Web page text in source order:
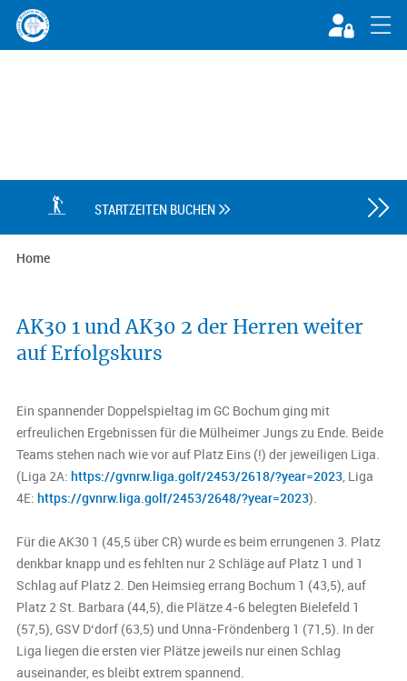
STARTZEITEN BUCHEN  
Home
AK30 1 und AK30 2 der Herren weiter
auf Erfolgskurs
Ein spannender Doppelspieltag im GC Bochum ging mit
erfreulichen Ergebnissen für die Mülheimer Jungs zu Ende. Beide
Teams stehen nach wie vor auf Platz Eins (!) der jeweiligen Liga.
(Liga 2A: https://gvnrw.liga.golf/2453/2618/?year=2023, Liga
4E: https://gvnrw.liga.golf/2453/2648/?year=2023).
Für die AK30 1 (45,5 über CR) wurde es beim errungenen 3. Platz
denkbar knapp und es fehlten nur 2 Schläge auf Platz 1 und 1
Schlag auf Platz 2. Den Heimsieg errang Bochum 1 (43,5), auf
Platz 2 St. Barbara (44,5), die Plätze 4-6 belegten Bielefeld 1
(57,5), GSV D‘dorf (63,5) und Unna-Fröndenberg 1 (71,5). In der
Liga liegen die ersten vier Plätze jeweils nur einen Schlag
auseinander, es bleibt extrem spannend.